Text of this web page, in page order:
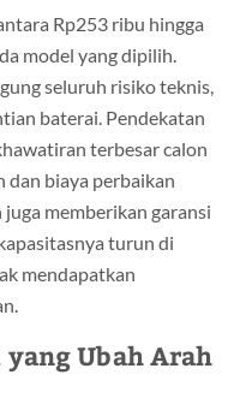
Rp253 ribu hingga
model yang dipilih.
seluruh risiko teknis,
baterai. Pendekatan
terbesar calon
dan biaya perbaikan
memberikan garansi
turun di
mendapatkan
Ubah Arah